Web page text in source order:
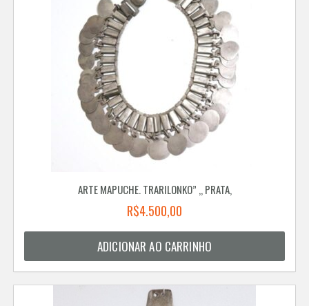
ARTE MAPUCHE. TRARILONKO” ,, PRATA,
R$4.500,00
ADICIONAR AO CARRINHO